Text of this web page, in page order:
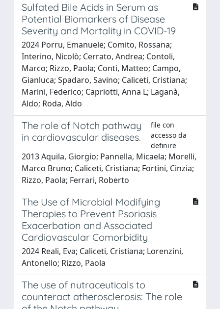
Sulfated Bile Acids in Serum as
Potential Biomarkers of Disease
Severity and Mortality in COVID-19
2024 Porru, Emanuele; Comito, Rossana;
Interino, Nicolò; Cerrato, Andrea; Contoli,
Marco; Rizzo, Paola; Conti, Matteo; Campo,
Gianluca; Spadaro, Savino; Caliceti, Cristiana;
Marini, Federico; Capriotti, Anna L; Laganà,
Aldo; Roda, Aldo
The role of Notch pathway
in cardiovascular diseases.
file con
accesso da
definire
2013 Aquila, Giorgio; Pannella, Micaela; Morelli,
Marco Bruno; Caliceti, Cristiana; Fortini, Cinzia;
Rizzo, Paola; Ferrari, Roberto
The Use of Microbial Modifying
Therapies to Prevent Psoriasis
Exacerbation and Associated
Cardiovascular Comorbidity
2024 Reali, Eva; Caliceti, Cristiana; Lorenzini,
Antonello; Rizzo, Paola
The use of nutraceuticals to
counteract atherosclerosis: The role